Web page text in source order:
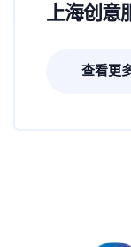
上海创意
查看更